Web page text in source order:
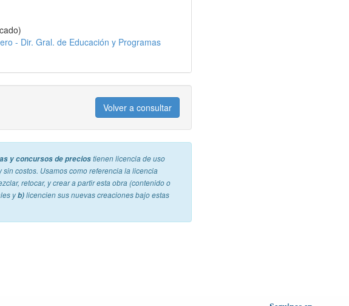
- Dir. Gral. de Educación y Programas
Volver a consultar
y concursos de preciostienen licencia de uso
costos. Usamos como referencia la licencia
retocar, y crear a partir esta obra (contenido o
yb)licencien sus nuevas creaciones bajo estas